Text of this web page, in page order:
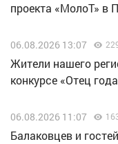
проекта «МолоТ» в
06.08.2026 13:07
Жители нашего
конкурсе «Отец
06.08.2026 11:07
Балаковцев и